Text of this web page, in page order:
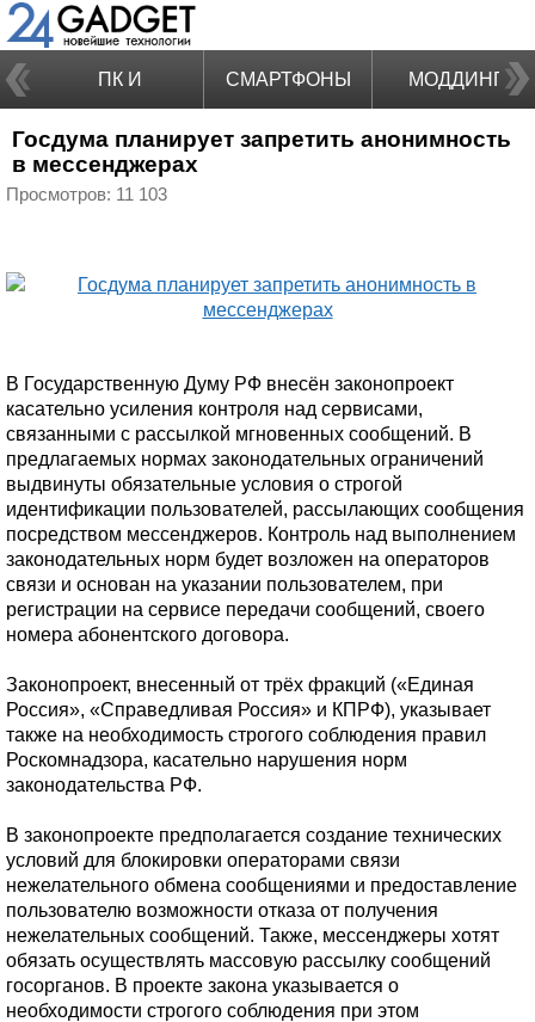
ПК И
НОУТБУКИ
СМАРТФОНЫ МОДДИНГ
Госдума планирует запретить анонимность
в мессенджерах
Просмотров: 11 103
В Государственную Думу РФ внесён законопроект
касательно усиления контроля над сервисами,
связанными с рассылкой мгновенных сообщений. В
предлагаемых нормах законодательных ограничений
выдвинуты обязательные условия о строгой
идентификации пользователей, рассылающих сообщения
посредством мессенджеров. Контроль над выполнением
законодательных норм будет возложен на операторов
связи и основан на указании пользователем, при
регистрации на сервисе передачи сообщений, своего
номера абонентского договора.
Законопроект, внесенный от трёх фракций («Единая
Россия», «Справедливая Россия» и КПРФ), указывает
также на необходимость строгого соблюдения правил
Роскомнадзора, касательно нарушения норм
законодательства РФ.
В законопроекте предполагается создание технических
условий для блокировки операторами связи
нежелательного обмена сообщениями и предоставление
пользователю возможности отказа от получения
нежелательных сообщений. Также, мессенджеры хотят
обязать осуществлять массовую рассылку сообщений
госорганов. В проекте закона указывается о
необходимости строгого соблюдения при этом